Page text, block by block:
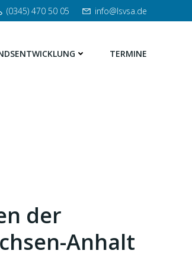
(0345) 470 50 05 info@lsvsa.de
TERMINE
der
Anhalt